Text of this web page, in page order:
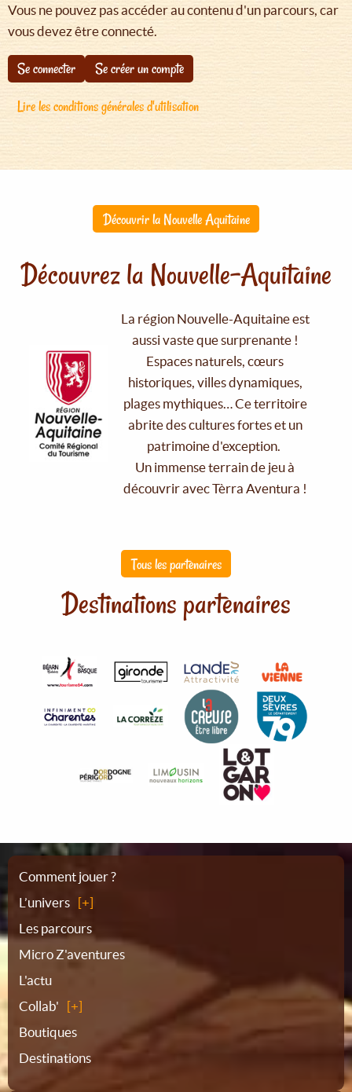
Vous ne pouvez pas accéder au contenu d'un parcours, car
vous devez être connecté.
Se connecter
Se créer un compte
Lire les conditions générales d'utilisation
Découvrir la Nouvelle Aquitaine
Découvrez la Nouvelle-Aquitaine
La région Nouvelle-Aquitaine est
aussi vaste que surprenante !
Espaces naturels, cœurs
historiques, villes dynamiques,
plages mythiques… Ce territoire
abrite des cultures fortes et un
patrimoine d'exception.
Un immense terrain de jeu à
découvrir avec Tèrra Aventura !
Tous les partenaires
Destinations partenaires
Plan
du
site
Comment jouer ?
L’univers
Les parcours
Micro Z'aventures
L'actu
Collab'
Boutiques
Destinations